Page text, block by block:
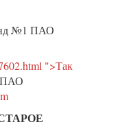
">Так
ПАО